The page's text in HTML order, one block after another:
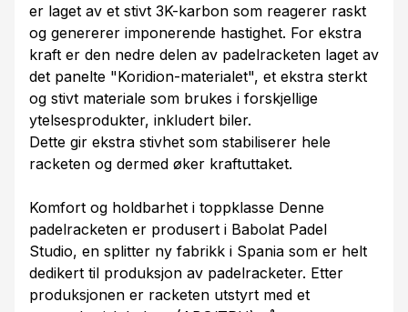
er laget av et stivt 3K-karbon som reagerer raskt
og genererer imponerende hastighet. For ekstra
kraft er den nedre delen av padelracketen laget av
det panelte "Koridion-materialet", et ekstra sterkt
og stivt materiale som brukes i forskjellige
ytelsesprodukter, inkludert biler.
Dette gir ekstra stivhet som stabiliserer hele
racketen og dermed øker kraftuttaket.
Komfort og holdbarhet i toppklasse Denne
padelracketen er produsert i Babolat Padel
Studio, en splitter ny fabrikk i Spania som er helt
dedikert til produksjon av padelracketer. Etter
produksjonen er racketen utstyrt med et